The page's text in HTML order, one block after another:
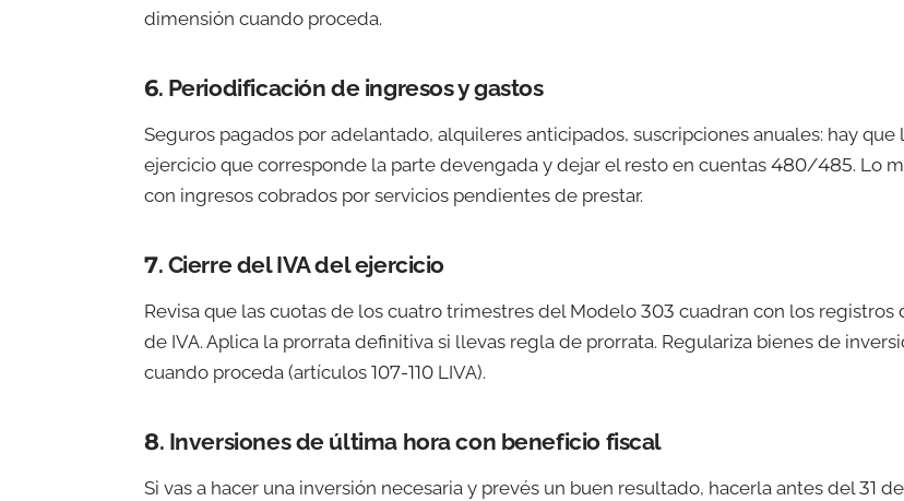
dimensión cuando proceda.
6. Periodificación de ingresos y gastos
Seguros pagados por adelantado, alquileres anticipados, suscripciones anuales: hay que
ejercicio que corresponde la parte devengada y dejar el resto en cuentas 480/485. Lo
con ingresos cobrados por servicios pendientes de prestar.
7. Cierre del IVA del ejercicio
Revisa que las cuotas de los cuatro trimestres del Modelo 303 cuadran con los registros
de IVA. Aplica la prorrata definitiva si llevas regla de prorrata. Regulariza bienes de
cuando proceda (artículos 107-110 LIVA).
8. Inversiones de última hora con beneficio fiscal
Si vas a hacer una inversión necesaria y prevés un buen resultado, hacerla antes del 31 de